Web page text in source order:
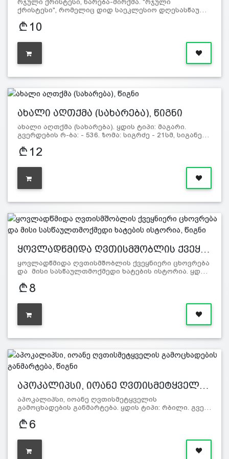
რჯული ქრისტესი, ხარება-მირქმა. "რჯული
ქრისტესი", რომელიც დიდ საეკლესიო დღესასწაუ…
10
ახალი აღთქმა (სახარება), წიგნი
ახალი აღთქმა (სახარება). ყდის ტიპი: მაგარი.
გვერდების რ-ბა: - 536. ზომა: სიგრძე - 21სმ, სიგანე…
12
ყოვლადწმიდა ღვთისმშობლის ქვეყ…
ყოვლადწმიდა ღვთისმშობლის ქვეყნიერი ცხოვრება
და მისი სასწაულთმოქმედი ხატების ისტორია. ყდ…
8
აპოკალიპსი, იოანე ღვთისმეტყველ…
აპოკალიპსი, იოანე ღვთისმეტყველის
გამოცხადების განმარტება. ყდის ტიპი: რბილი. გვე…
6